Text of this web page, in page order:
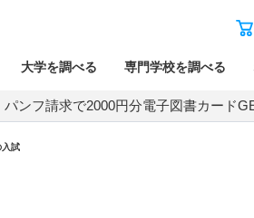
大学を調べる 専門学校を調べる
パンフ請求で2000円分電子図書カード
入試